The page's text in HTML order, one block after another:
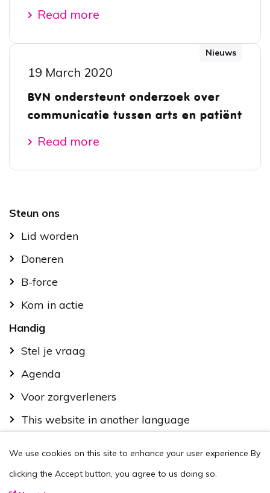
Read more
Nieuws
19 March 2020
BVN ondersteunt onderzoek over
communicatie tussen arts en patiënt
Read more
Footer
Steun ons
Lid worden
Doneren
B-force
Kom in actie
Handig
Stel je vraag
Agenda
Voor zorgverleners
This website in another language
Contactgegevens
We use cookies on this site to enhance your user experience By
clicking the Accept button, you agree to us doing so.